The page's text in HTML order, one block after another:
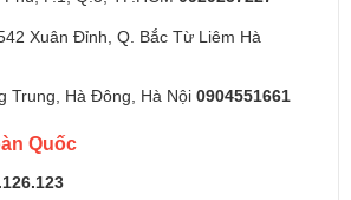
Xuân Đỉnh, Q. Bắc Từ Liêm Hà
Trung, Hà Đông, Hà Nội 0904551661
Quốc